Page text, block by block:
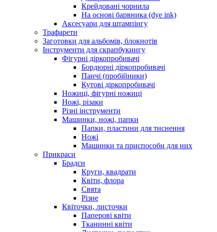
Крейдовані чорнила
На основі барвника (dye ink)
Аксесуари для штампінгу
Трафарети
Заготовки для альбомів, блокнотів
Інструменти для скрапбукингу
Фігурні діркопробивачі
Бордюрні діркопробивачі
Панчі (пробійники)
Кутові діркопробивачі
Ножиці, фігурні ножиці
Ножі, різаки
Різні інструменти
Машинки, ножі, папки
Папки, пластини для тиснення
Ножі
Машинки та приспособи для них
Прикраси
Брадси
Круги, квадрати
Квіти, флора
Свята
Різне
Квіточки, листочки
Паперові квіти
Тканинні квіти